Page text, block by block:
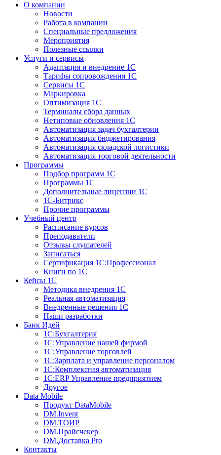
О компании
Новости
Работа в компании
Специальные предложения
Мероприятия
Полезные ссылки
Услуги и сервисы
Адаптация и внедрение 1С
Тарифы сопровождения 1С
Сервисы 1С
Маркировка
Оптимизация 1С
Терминалы сбора данных
Нетиповые обновления 1С
Автоматизация задач бухгалтерии
Автоматизация бюджетирования
Автоматизация складской логистики
Автоматизация торговой деятельности
Программы
Подбор программ 1С
Программы 1С
Дополнительные лицензии 1С
1С-Битрикс
Прочие программы
Учебный центр
Расписание курсов
Преподаватели
Отзывы слушателей
Записаться
Сертификация 1С:Профессионал
Книги по 1С
Кейсы 1С
Методика внедрения 1С
Реальная автоматизация
Внедренные решения 1С
Наши разработки
Банк Идей
1С:Бухгалтерия
1С:Управление нашей фирмой
1С:Управление торговлей
1С:Зарплата и управление персоналом
1С:Комплексная автоматизация
1С:ERP Управление предприятием
Другое
Data Mobile
Продукт DataMobile
DM.Invent
DM.ТОИР
DM.Прайсчекер
DM.Доставка Pro
Контакты